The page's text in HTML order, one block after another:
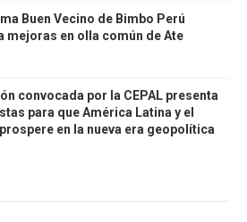
Buen Vecino de Bimbo Perú
mejoras en olla común de Ate
convocada por la CEPAL presenta
para que América Latina y el
en la nueva era geopolítica